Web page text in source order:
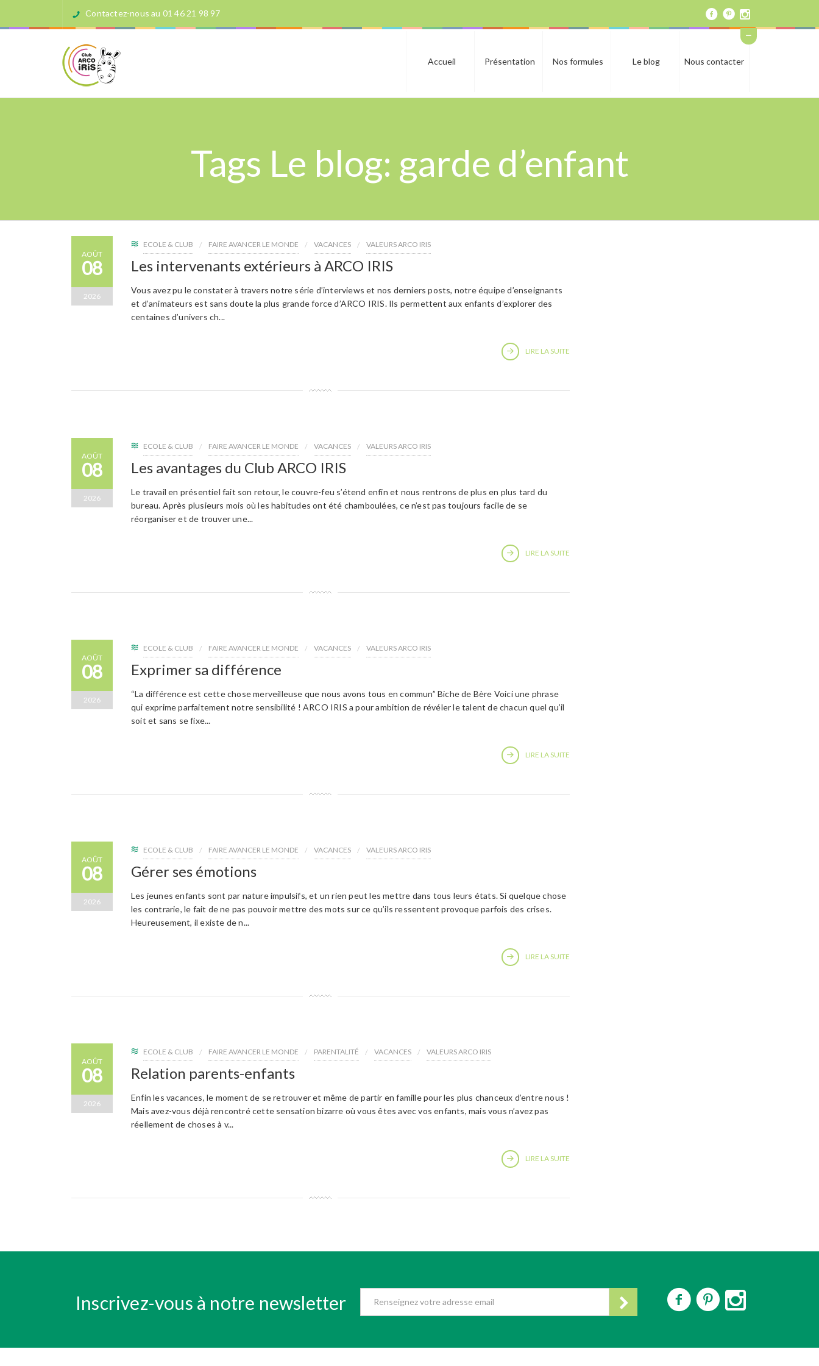
Contactez-nous au 01 46 21 98 97
Accueil Présentation Nos formules Le blog Nous contacter
Tags Le blog: garde d’enfant
AOÛT
08
2026
ECOLE & CLUB FAIRE AVANCER LE MONDE VACANCES VALEURS ARCO IRIS
Les intervenants extérieurs à ARCO IRIS
Vous avez pu le constater à travers notre série d’interviews et nos derniers posts, notre équipe d’enseignants
et d’animateurs est sans doute la plus grande force d’ARCO IRIS. Ils permettent aux enfants d’explorer des
centaines d’univers ch...
LIRE LA SUITE
AOÛT
08
2026
ECOLE & CLUB FAIRE AVANCER LE MONDE VACANCES VALEURS ARCO IRIS
Les avantages du Club ARCO IRIS
Le travail en présentiel fait son retour, le couvre-feu s’étend enfin et nous rentrons de plus en plus tard du
bureau. Après plusieurs mois où les habitudes ont été chamboulées, ce n’est pas toujours facile de se
réorganiser et de trouver une...
LIRE LA SUITE
AOÛT
08
2026
ECOLE & CLUB FAIRE AVANCER LE MONDE VACANCES VALEURS ARCO IRIS
Exprimer sa différence
“La différence est cette chose merveilleuse que nous avons tous en commun” Biche de Bère Voici une phrase
qui exprime parfaitement notre sensibilité ! ARCO IRIS a pour ambition de révéler le talent de chacun quel qu’il
soit et sans se fixe...
LIRE LA SUITE
AOÛT
08
2026
ECOLE & CLUB FAIRE AVANCER LE MONDE VACANCES VALEURS ARCO IRIS
Gérer ses émotions
Les jeunes enfants sont par nature impulsifs, et un rien peut les mettre dans tous leurs états. Si quelque chose
les contrarie, le fait de ne pas pouvoir mettre des mots sur ce qu’ils ressentent provoque parfois des crises.
Heureusement, il existe de n...
LIRE LA SUITE
AOÛT
08
2026
ECOLE & CLUB FAIRE AVANCER LE MONDE PARENTALITÉ VACANCES VALEURS ARCO IRIS
Relation parents-enfants
Enfin les vacances, le moment de se retrouver et même de partir en famille pour les plus chanceux d’entre nous !
Mais avez-vous déjà rencontré cette sensation bizarre où vous êtes avec vos enfants, mais vous n’avez pas
réellement de choses à v...
LIRE LA SUITE
Inscrivez-vous à notre newsletter